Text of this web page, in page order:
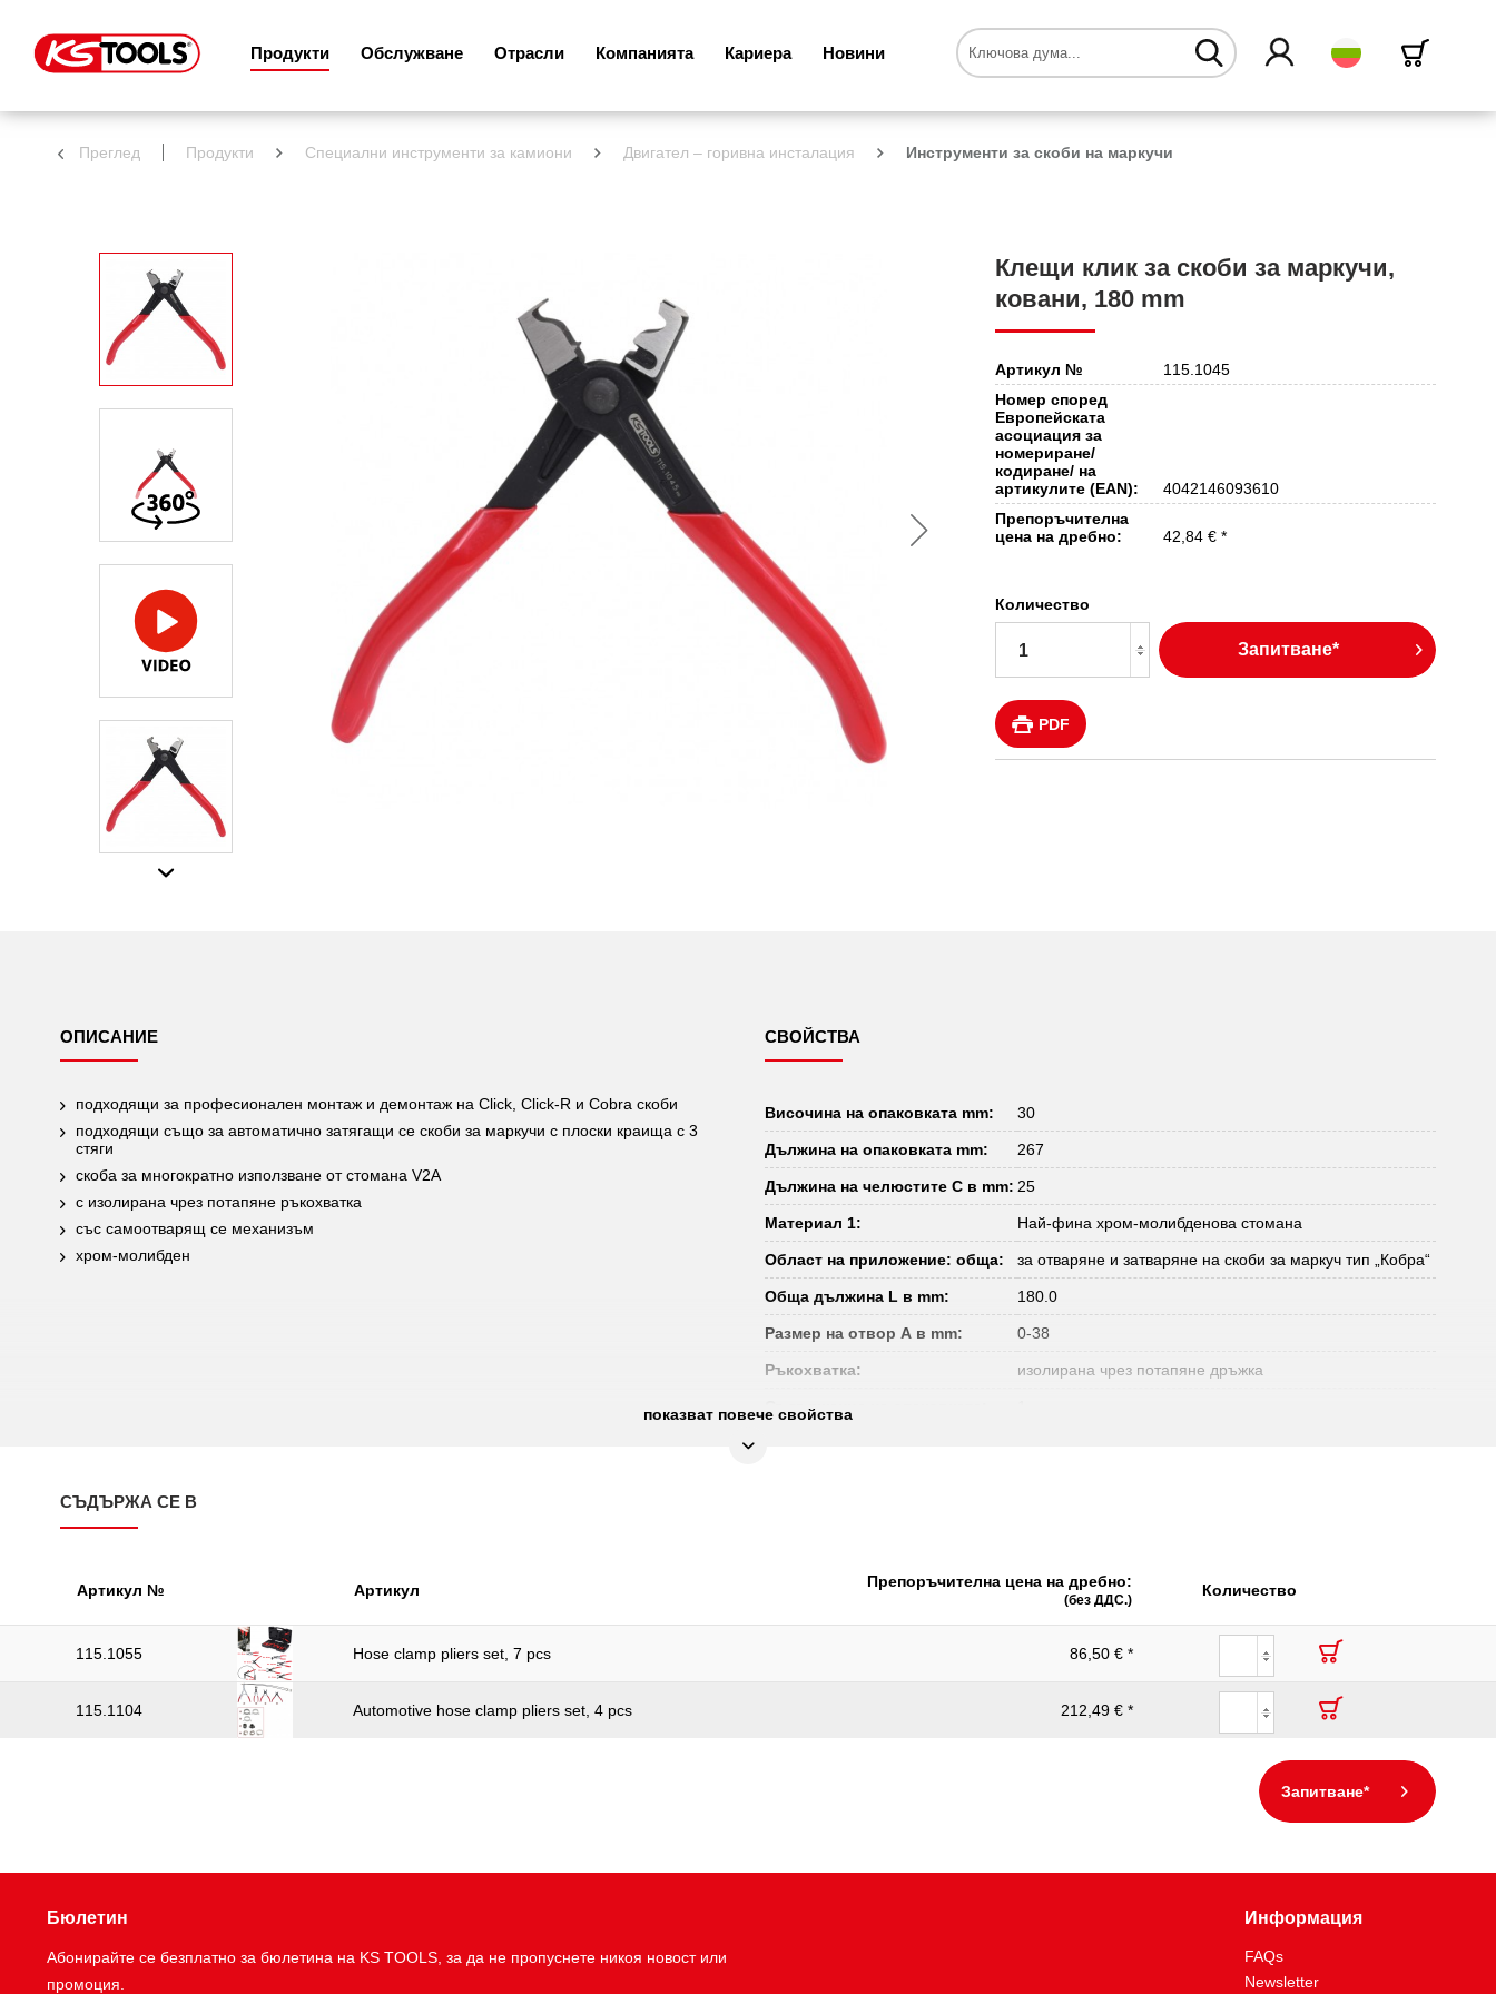
Продукти Обслужване Отрасли Компанията Кариера Новини български
Преглед Продукти Специални инструменти за камиони Двигател – горивна инсталация Инструменти за скоби на маркучи
Клещи клик за скоби за маркучи,
ковани, 180 mm
Артикул №
115.1045
Номер според
Европейската
асоциация за
номериране/
кодиране/ на
артикулите (EAN):
4042146093610
Препоръчителна
цена на дребно:
42,84 € *
Количество
Запитване*
PDF
ОПИСАНИЕ
подходящи за професионален монтаж и демонтаж на Click, Click-R и Cobra скоби
подходящи също за автоматично затягащи се скоби за маркучи с плоски краища с 3
стяги
скоба за многократно използване от стомана V2A
с изолирана чрез потапяне ръкохватка
със самоотварящ се механизъм
хром-молибден
СВОЙСТВА
Височина на опаковката mm: 30
Дължина на опаковката mm: 267
Дължина на челюстите C в mm: 25
Материал 1: Най-фина хром-молибденова стомана
Област на приложение: обща: за отваряне и затваряне на скоби за маркуч тип „Кобра“
Обща дължина L в mm: 180.0
Размер на отвор А в mm: 0-38
Ръкохватка: изолирана чрез потапяне дръжка
Съдържание на опаковката:
показват повече свойства
СЪДЪРЖА СЕ В
Артикул № Артикул Препоръчителна цена на дребно:
(без ДДС.)
Количество
115.1055 Hose clamp pliers set, 7 pcs 86,50 € *
115.1104 Automotive hose clamp pliers set, 4 pcs 212,49 € *
Запитване*
Бюлетин
Абонирайте се безплатно за бюлетина на KS TOOLS, за да не пропуснете никоя новост или
промоция.
Информация
FAQs
Newsletter